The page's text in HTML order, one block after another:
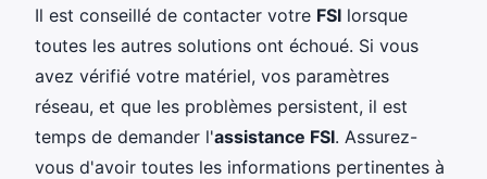
Il est conseillé de contacter votre FSI lorsque
toutes les autres solutions ont échoué. Si vous
avez vérifié votre matériel, vos paramètres
réseau, et que les problèmes persistent, il est
temps de demander l'assistance FSI. Assurez-
vous d'avoir toutes les informations pertinentes à